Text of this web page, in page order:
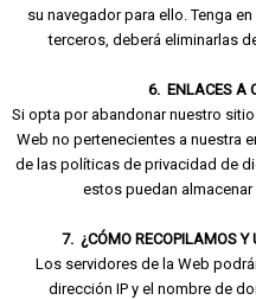
su navegador para ello. Tenga
terceros, deberá eliminarlas
6. ENLACES A
Si opta por abandonar nuestro
Web no pertenecientes a nuestra
de las políticas de privacidad de
estos puedan
7. ¿CÓMO RECOPILAMOS Y
Los servidores de la Web
dirección IP y el nombre de